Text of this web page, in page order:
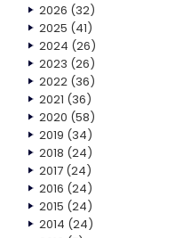
2026 (32)
2025 (41)
2024 (26)
2023 (26)
2022(36)
2021 (36)
2020 (58)
2019 (34)
2018 (24)
2017(24)
2016 (24)
2015 (24)
2014 (24)